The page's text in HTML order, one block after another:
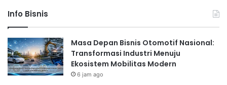
Info Bisnis
Masa Depan Bisnis Otomotif Nasional:
Transformasi Industri Menuju
Ekosistem Mobilitas Modern
6 jam ago